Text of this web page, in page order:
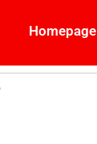
Homepage